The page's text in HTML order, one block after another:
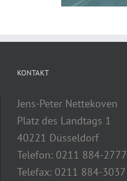
KONTAKT
Jens-Peter Nettekoven
Platz des Landtags 1
40221 Düsseldorf
Telefon: 0211 884-2777
Telefax: 0211 884-3037